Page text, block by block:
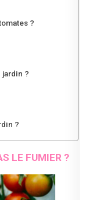
?
jardin ?
?
LE FUMIER ?